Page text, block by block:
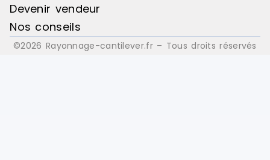
Devenir vendeur
Nos conseils
©2026 Rayonnage-cantilever.fr – Tous droits réservés